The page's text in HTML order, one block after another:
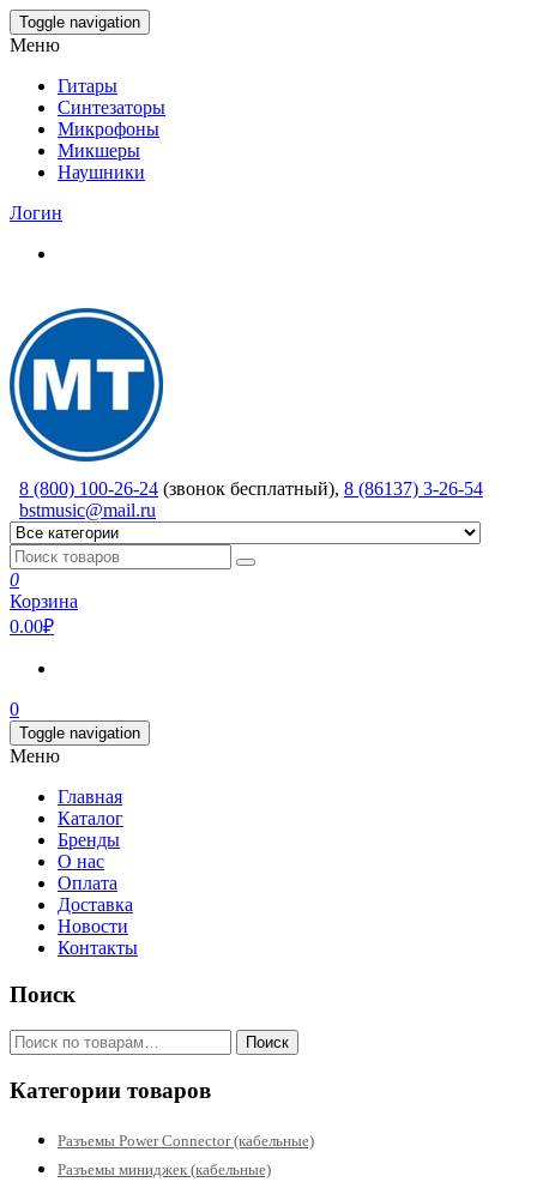
Skip
to
content
Toggle navigation
Меню
Гитары
Синтезаторы
Микрофоны
Микшеры
Наушники
Логин
8 (800) 100-26-24 (звонок бесплатный), 8 (86137) 3-26-54
bstmusic@mail.ru
0
Корзина
0.00₽
0
Toggle navigation
Меню
Главная
Каталог
Бренды
О нас
Оплата
Доставка
Новости
Контакты
Поиск
Искать: Поиск
Категории товаров
Разъемы Power Connector (кабельные)
Разъемы миниджек (кабельные)